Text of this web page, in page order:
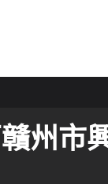
州市